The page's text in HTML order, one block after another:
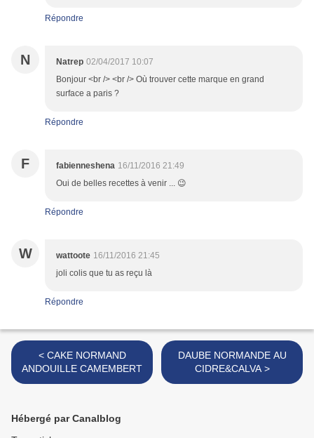
Répondre
N Natrep 02/04/2017 10:07
Bonjour <br /> <br /> Où trouver cette marque en grand
surface a paris ?
Répondre
F fabienneshena 16/11/2016 21:49
Oui de belles recettes à venir ... 😉
Répondre
W wattoote 16/11/2016 21:45
joli colis que tu as reçu là
Répondre
< CAKE NORMAND
ANDOUILLE CAMEMBERT
DAUBE NORMANDE AU
CIDRE&CALVA >
Hébergé par Canalblog